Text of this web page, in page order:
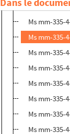
Ms mm-335-
Ms mm-335-
Ms mm-335-
Ms mm-335-
Ms mm-335-
Ms mm-335-
Ms mm-335-
Ms mm-335-
Ms mm-335-